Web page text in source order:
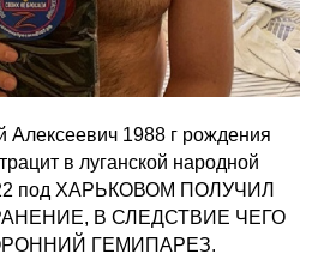
Алексеевич 1988 г рождения
в луганской народной
под ХАРЬКОВОМ ПОЛУЧИЛ
В СЛЕДСТВИЕ ЧЕГО
ГЕМИПАРЕЗ.